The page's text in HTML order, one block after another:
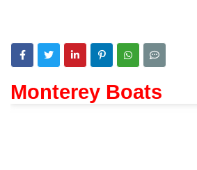
Monterey Boats